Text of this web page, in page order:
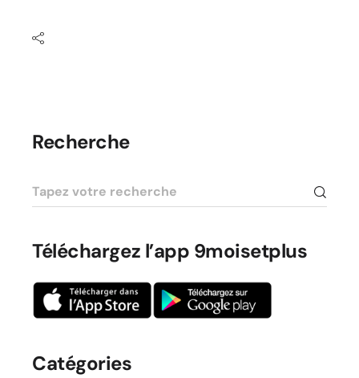
Recherche
Téléchargez l’app 9moisetplus
Catégories